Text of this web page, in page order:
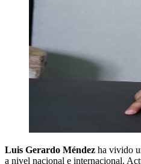
Luis Gerardo Méndez ha vivido
a nivel nacional e internacional.